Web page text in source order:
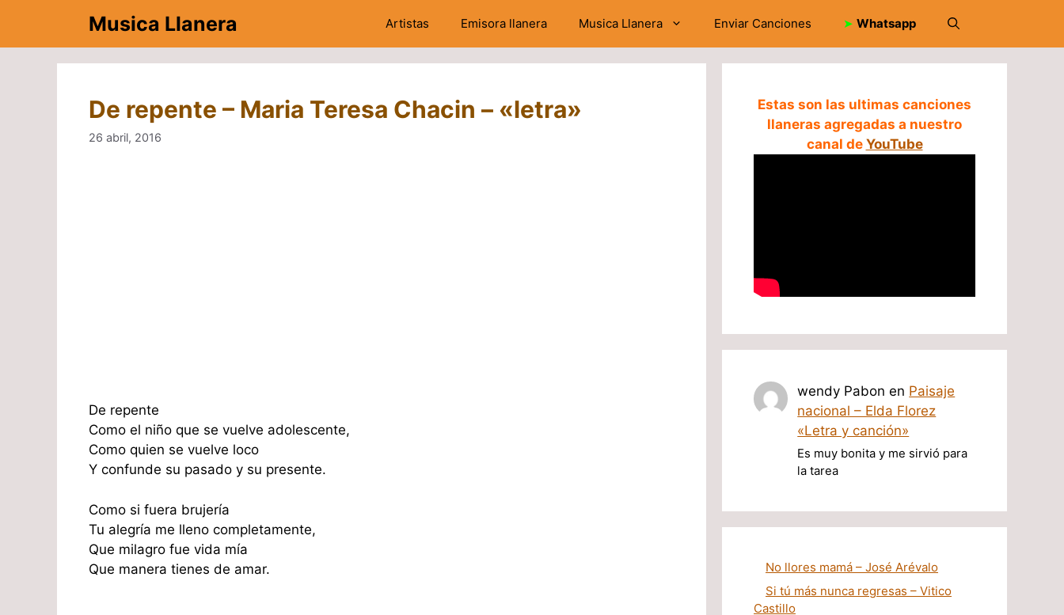
contenido
Musica Llanera Artistas Emisora llanera Musica Llanera Enviar Canciones ➤ Whatsapp
De repente – Maria Teresa Chacin – «letra»
26 abril, 2016
De repente
Como el niño que se vuelve adolescente,
Como quien se vuelve loco
Y confunde su pasado y su presente.
Como si fuera brujería
Tu alegría me lleno completamente,
Que milagro fue vida mía
Que manera tienes de amar.
Estas son las ultimas canciones
llaneras agregadas a nuestro
canal de YouTube
wendy Pabon en Paisaje
nacional – Elda Florez
«Letra y canción»
Es muy bonita y me sirvió para
la tarea
No llores mamá – José Arévalo
Si tú más nunca regresas – Vitico
Castillo